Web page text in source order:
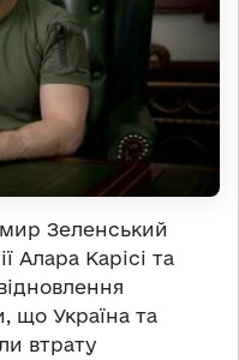
Зеленський
Алара Карісі та
що Україна та
втрату